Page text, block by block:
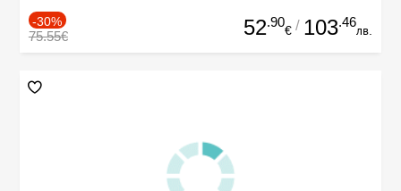
-30%
75.55€ 52.90
€ / 103.46
лв.